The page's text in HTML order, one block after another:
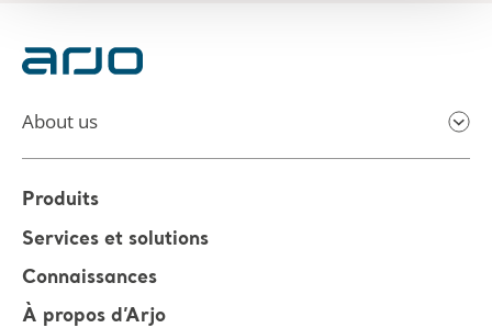
About us
Produits
Services et solutions
Connaissances
À propos d’Arjo